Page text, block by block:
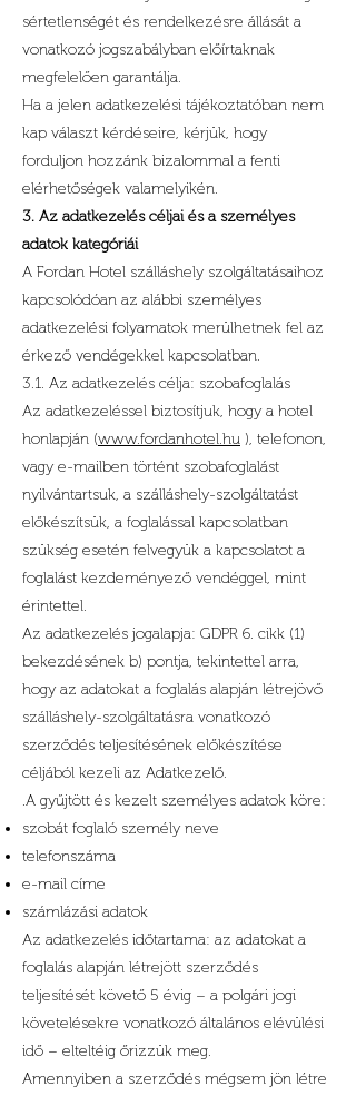
sértetlenségét és rendelkezésre állását a
vonatkozó jogszabályban előírtaknak
megfelelően garantálja.
Ha a jelen adatkezelési tájékoztatóban nem
kap választ kérdéseire, kérjük, hogy
forduljon hozzánk bizalommal a fenti
elérhetőségek valamelyikén.
3. Az adatkezelés céljai és a személyes
adatok kategóriái
A Fordan Hotel szálláshely szolgáltatásaihoz
kapcsolódóan az alábbi személyes
adatkezelési folyamatok merülhetnek fel az
érkező vendégekkel kapcsolatban.
3.1. Az adatkezelés célja: szobafoglalás
Az adatkezeléssel biztosítjuk, hogy a hotel
honlapján (www.fordanhotel.hu ), telefonon,
vagy e-mailben történt szobafoglalást
nyilvántartsuk, a szálláshely-szolgáltatást
előkészítsük, a foglalással kapcsolatban
szükség esetén felvegyük a kapcsolatot a
foglalást kezdeményező vendéggel, mint
érintettel.
Az adatkezelés jogalapja: GDPR 6. cikk (1)
bekezdésének b) pontja, tekintettel arra,
hogy az adatokat a foglalás alapján létrejövő
szálláshely-szolgáltatásra vonatkozó
szerződés teljesítésének előkészítése
céljából kezeli az Adatkezelő.
.A gyűjtött és kezelt személyes adatok köre:
szobát foglaló személy neve
telefonszáma
e-mail címe
számlázási adatok
Az adatkezelés időtartama: az adatokat a
foglalás alapján létrejött szerződés
teljesítését követő 5 évig – a polgári jogi
követelésekre vonatkozó általános elévülési
idő – elteltéig őrizzük meg.
Amennyiben a szerződés mégsem jön létre